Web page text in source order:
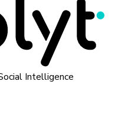
Intelligence